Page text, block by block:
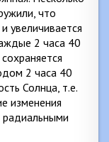
что
увеличивается
2 часа 40
2 часа 40
Солнца, т.е.
изменения